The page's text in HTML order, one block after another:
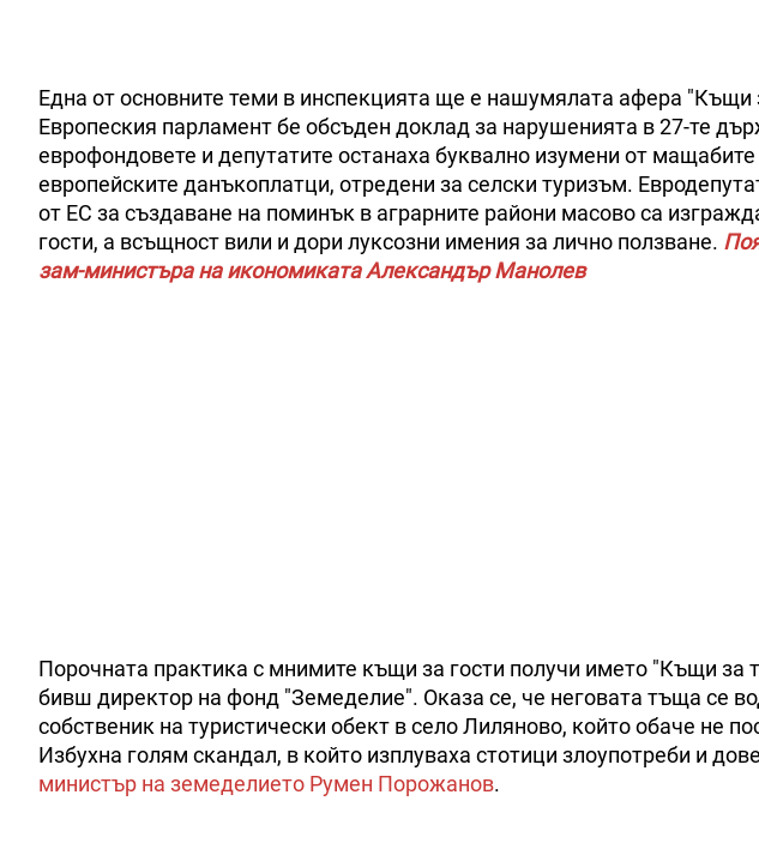
Една от основните теми в инспекцията ще е нашумялата афера "Къщи
Европеския парламент бе обсъден доклад за нарушенията в 27-те
еврофондовете и депутатите останаха буквално изумени от мащабите
европейските данъкоплатци, отредени за селски туризъм.
от ЕС за създаване на поминък в аграрните райони масово са
гости, а всъщност вили и дори луксозни имения за лично ползване.
зам-министъра на икономиката Александър Манолев
Порочната практика с мнимите къщи за гости получи името "Къщи за
бивш директор на фонд "Земеделие". Оказа се, че неговата тъща се
собственик на туристически обект в село Лиляново, който обаче не
Избухна голям скандал, в който изплуваха стотици злоупотреби и
министър на земеделието Румен Порожанов.